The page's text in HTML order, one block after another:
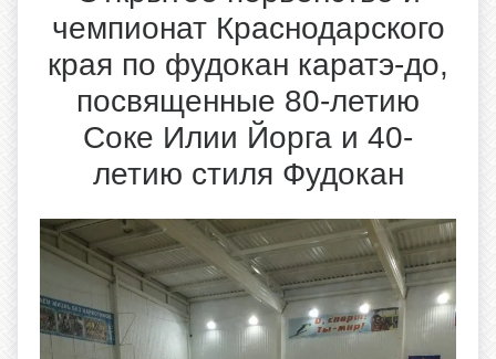
чемпионат Краснодарского
края по фудокан каратэ-до,
посвященные 80-летию
Соке Илии Йорга и 40-
летию стиля Фудокан